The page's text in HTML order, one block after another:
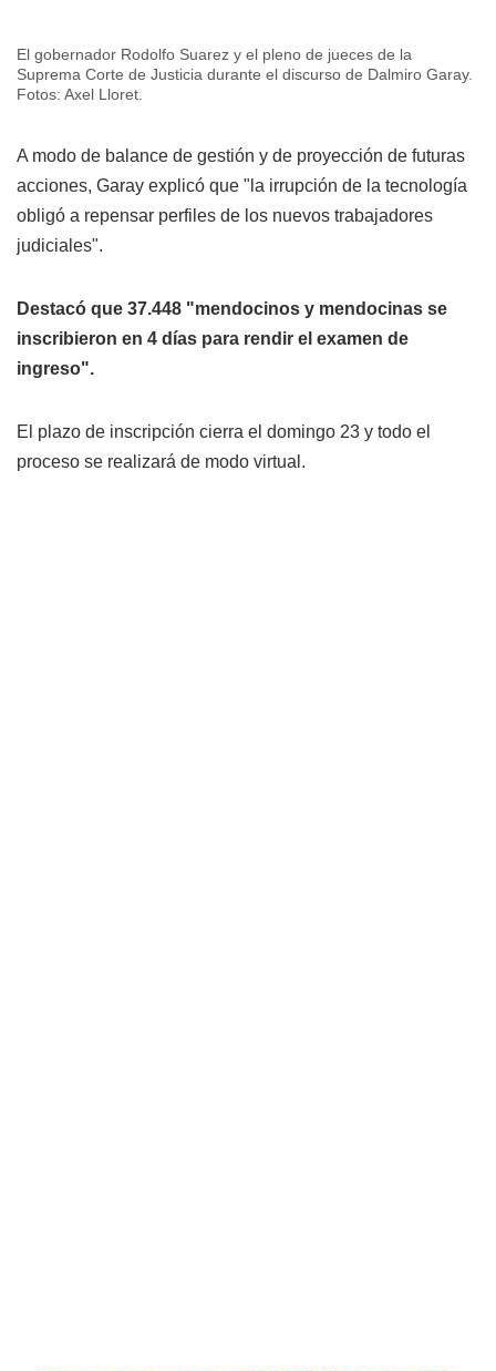
El gobernador Rodolfo Suarez y el pleno de jueces de la
Suprema Corte de Justicia durante el discurso de Dalmiro Garay.
Fotos: Axel Lloret.
A modo de balance de gestión y de proyección de futuras
acciones, Garay explicó que "la irrupción de la tecnología
obligó a repensar perfiles de los nuevos trabajadores
judiciales".
Destacó que 37.448 "mendocinos y mendocinas se
inscribieron en 4 días para rendir el examen de
ingreso".
El plazo de inscripción cierra el domingo 23 y todo el
proceso se realizará de modo virtual.